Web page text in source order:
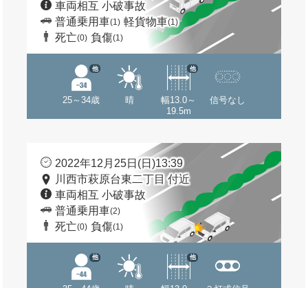
車両相互 小破事故
普通乗用車(1) 軽貨物車(1)
死亡(0) 負傷(1)
25～34歳
他
晴
幅13.0～
19.5m
他
信号なし
2022年12月25日(日)13:39
川西市萩原台東二丁目 付近
車両相互 小破事故
普通乗用車(2)
死亡(0) 負傷(1)
他 他